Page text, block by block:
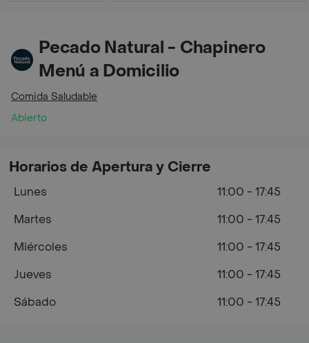
Pecado Natural - Chapinero
Menú a Domicilio
Comida Saludable
Abierto
Horarios de Apertura y Cierre
Lunes
11:00 - 17:45
Martes
11:00 - 17:45
Miércoles
11:00 - 17:45
Jueves
11:00 - 17:45
Sábado
11:00 - 17:45